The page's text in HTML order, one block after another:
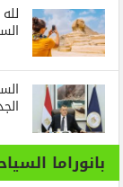
بانوراما